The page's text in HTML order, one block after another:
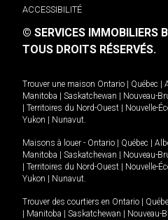
ACCESSIBILITÉ
© SERVICES IMMOBILIERS
TOUS DROITS RÉSERVÉS.
Trouver une maison Ontario Québec
Manitoba
Saskatchewan Nouveau-
Territoires du Nord-Ouest Nouvelle-
Yukon
Nunavut.
Maisons à louer - Ontario Québec
Manitoba
Saskatchewan Nouveau-
Territoires du Nord-Ouest Nouvelle-
Yukon
Nunavut.
Trouver des courtiers en Ontario
Manitoba Saskatchewan Nouveau-